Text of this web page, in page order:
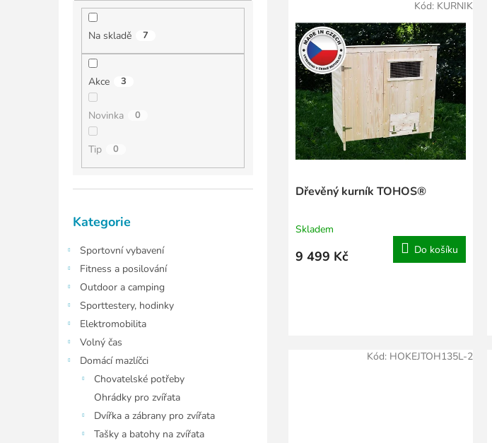
Na skladě 7
Akce 3
Novinka 0
Tip 0
kategorie
Kategorie
Sportovní vybavení
Fitness a posilování
Outdoor a camping
Sporttestery, hodinky
Elektromobilita
Volný čas
Domácí mazlíčci
Chovatelské potřeby
Ohrádky pro zvířata
Dvířka a zábrany pro zvířata
Tašky a batohy na zvířata
Dřevěný kurník TOHOS®
Skladem
9 499 Kč Do košíku
Kód: KURNIK
Kód: HOKEJTOH135L-2